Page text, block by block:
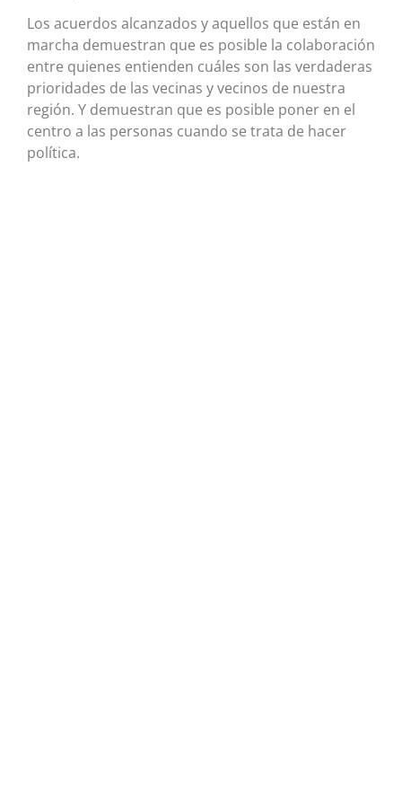
Los acuerdos alcanzados y aquellos que están en
marcha demuestran que es posible la colaboración
entre quienes entienden cuáles son las verdaderas
prioridades de las vecinas y vecinos de nuestra
región. Y demuestran que es posible poner en el
centro a las personas cuando se trata de hacer
política.